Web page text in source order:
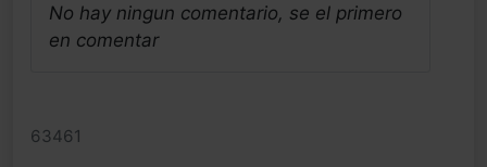
No hay ningun comentario, se el primero
en comentar
63461